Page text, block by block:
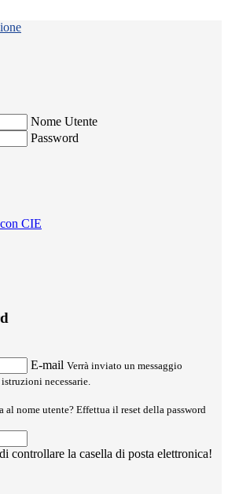
Nome Utente
Password
CIE
E-mail Verrà inviato un messaggio
necessarie.
al nome utente? Effettua il reset della password
controllare la casella di posta elettronica!